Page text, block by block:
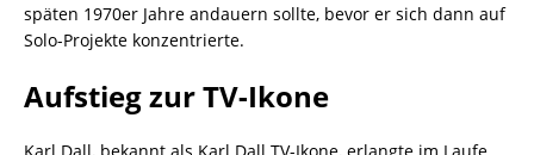
späten 1970er Jahre andauern sollte, bevor er sich dann auf
Solo-Projekte konzentrierte.
Aufstieg zur TV-Ikone